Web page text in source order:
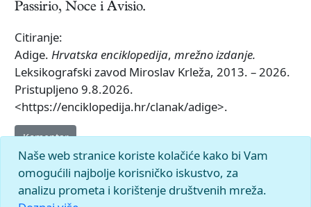
Passirio, Noce i Avisio.
Citiranje:
Adige. Hrvatska enciklopedija, mrežno izdanje.
Leksikografski zavod Miroslav Krleža, 2013. – 2026.
Pristupljeno 9.8.2026.
<https://enciklopedija.hr/clanak/adige>.
Komentar
Naše web stranice koriste kolačiće kako bi Vam
omogućili najbolje korisničko iskustvo, za
analizu prometa i korištenje društvenih mreža.